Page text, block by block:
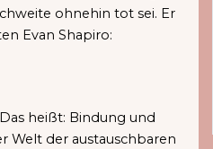
ohnehin tot sei. Er
Evan Shapiro:
heißt: Bindung und
Welt der austauschbaren